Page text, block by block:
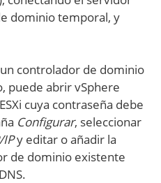
dominio temporal, y
controlador de dominio
puede abrir vSphere
cuya contraseña debe
Configurar, seleccionar
IPy editar o añadir la
de dominio existente